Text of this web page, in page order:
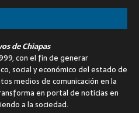
de Chiapas
con el fin de generar
social y económico del estado de
medios de comunicación en la
en portal de noticias en
a la sociedad.